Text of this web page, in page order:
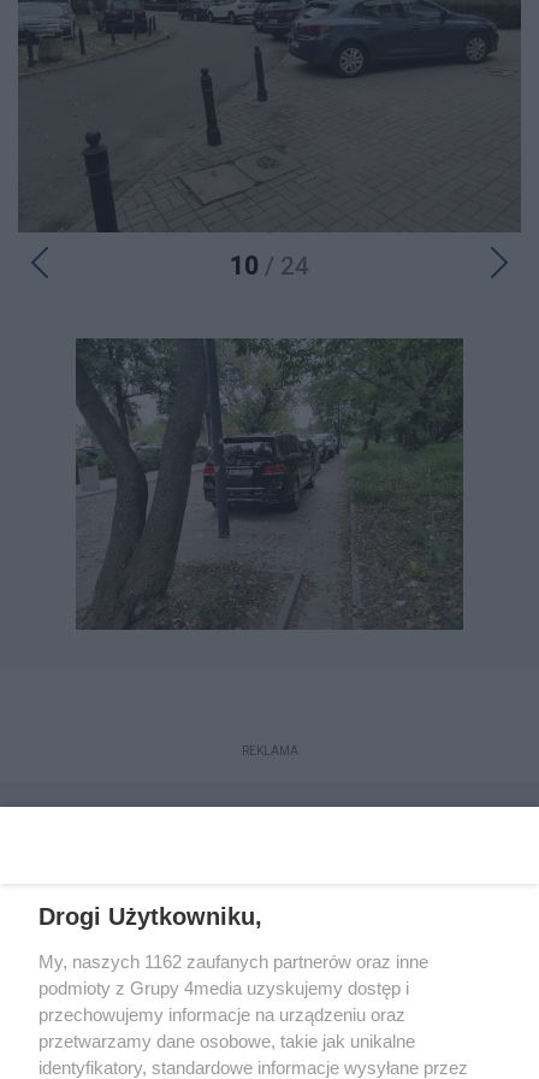
10 / 24
REKLAMA
Reklama Kontakt Regulamin
Dystrybucja
Regulamin prenumeraty
Polityka Prywatności
Drogi Użytkowniku,
My, naszych 1162 zaufanych partnerów oraz inne
podmioty z Grupy 4media uzyskujemy dostęp i
przechowujemy informacje na urządzeniu oraz
przetwarzamy dane osobowe, takie jak unikalne
identyfikatory, standardowe informacje wysyłane przez